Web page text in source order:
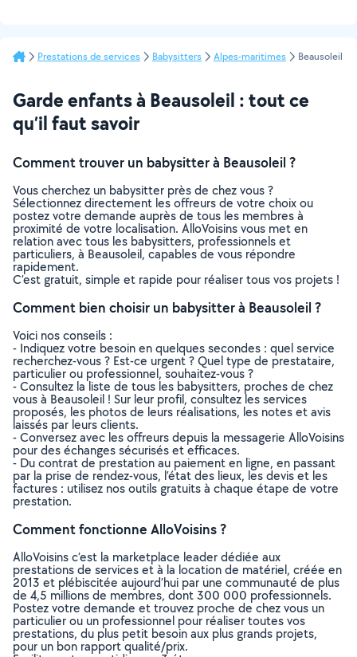
Prestations de services Babysitters Alpes-maritimes Beausoleil
Garde enfants à Beausoleil : tout ce
qu’il faut savoir
Comment trouver un babysitter à Beausoleil ?
Vous cherchez un babysitter près de chez vous ?
Sélectionnez directement les offreurs de votre choix ou
postez votre demande auprès de tous les membres à
proximité de votre localisation. AlloVoisins vous met en
relation avec tous les babysitters, professionnels et
particuliers, à Beausoleil, capables de vous répondre
rapidement.
C’est gratuit, simple et rapide pour réaliser tous vos projets !
Comment bien choisir un babysitter à Beausoleil ?
Voici nos conseils :
- Indiquez votre besoin en quelques secondes : quel service
recherchez-vous ? Est-ce urgent ? Quel type de prestataire,
particulier ou professionnel, souhaitez-vous ?
- Consultez la liste de tous les babysitters, proches de chez
vous à Beausoleil ! Sur leur profil, consultez les services
proposés, les photos de leurs réalisations, les notes et avis
laissés par leurs clients.
- Conversez avec les offreurs depuis la messagerie AlloVoisins
pour des échanges sécurisés et efficaces.
- Du contrat de prestation au paiement en ligne, en passant
par la prise de rendez-vous, l’état des lieux, les devis et les
factures : utilisez nos outils gratuits à chaque étape de votre
prestation.
Comment fonctionne AlloVoisins ?
AlloVoisins c’est la marketplace leader dédiée aux
prestations de services et à la location de matériel, créée en
2013 et plébiscitée aujourd’hui par une communauté de plus
de 4,5 millions de membres, dont 300 000 professionnels.
Postez votre demande et trouvez proche de chez vous un
particulier ou un professionnel pour réaliser toutes vos
prestations, du plus petit besoin aux plus grands projets,
pour un bon rapport qualité/prix.